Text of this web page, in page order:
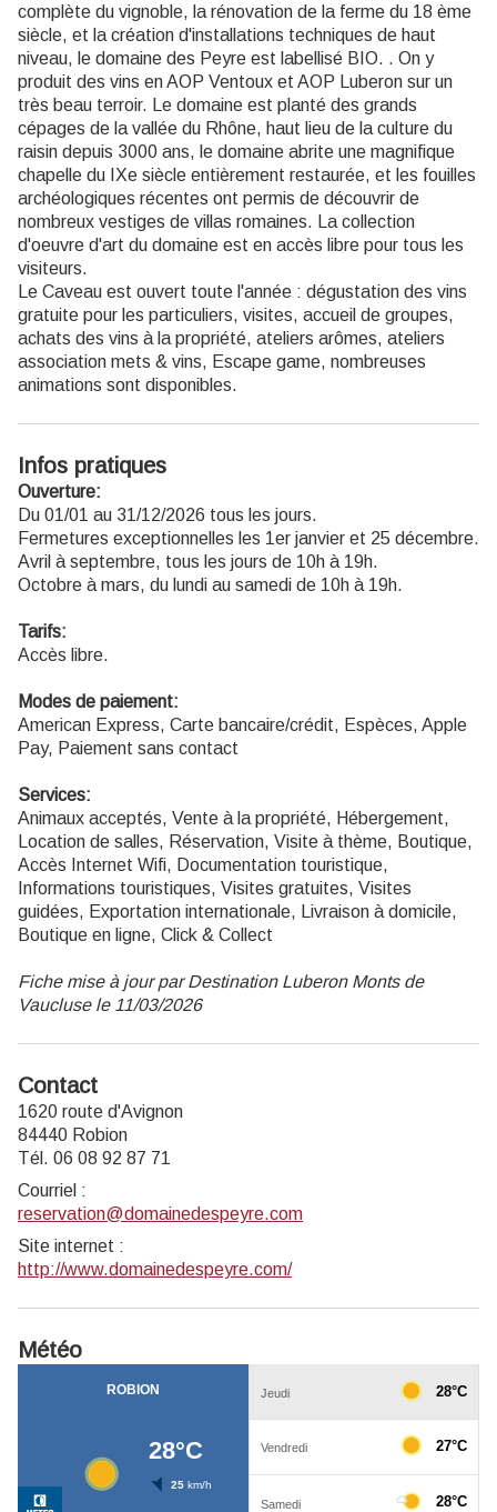
complète du vignoble, la rénovation de la ferme du 18 ème
siècle, et la création d'installations techniques de haut
niveau, le domaine des Peyre est labellisé BIO. . On y
produit des vins en AOP Ventoux et AOP Luberon sur un
très beau terroir. Le domaine est planté des grands
cépages de la vallée du Rhône, haut lieu de la culture du
raisin depuis 3000 ans, le domaine abrite une magnifique
chapelle du IXe siècle entièrement restaurée, et les fouilles
archéologiques récentes ont permis de découvrir de
nombreux vestiges de villas romaines. La collection
d'oeuvre d'art du domaine est en accès libre pour tous les
visiteurs.
Le Caveau est ouvert toute l'année : dégustation des vins
gratuite pour les particuliers, visites, accueil de groupes,
achats des vins à la propriété, ateliers arômes, ateliers
association mets & vins, Escape game, nombreuses
animations sont disponibles.
Infos pratiques
Ouverture:
Du 01/01 au 31/12/2026 tous les jours.
Fermetures exceptionnelles les 1er janvier et 25 décembre.
Avril à septembre, tous les jours de 10h à 19h.
Octobre à mars, du lundi au samedi de 10h à 19h.
Tarifs:
Accès libre.
Modes de paiement:
American Express, Carte bancaire/crédit, Espèces, Apple
Pay, Paiement sans contact
Services:
Animaux acceptés, Vente à la propriété, Hébergement,
Location de salles, Réservation, Visite à thème, Boutique,
Accès Internet Wifi, Documentation touristique,
Informations touristiques, Visites gratuites, Visites
guidées, Exportation internationale, Livraison à domicile,
Boutique en ligne, Click & Collect
Fiche mise à jour par Destination Luberon Monts de
Vaucluse le 11/03/2026
Contact
1620 route d'Avignon
84440 Robion
Tél. 06 08 92 87 71
Courriel :
reservation@domainedespeyre.com
Site internet :
http://www.domainedespeyre.com/
Météo